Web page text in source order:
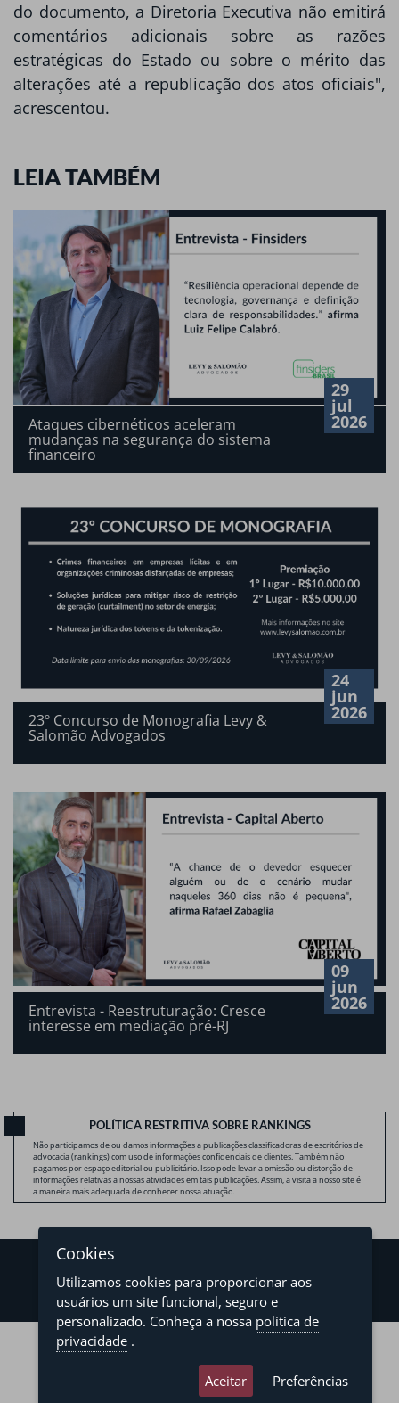
do documento, a Diretoria Executiva não emitirá
comentários adicionais sobre as razões
estratégicas do Estado ou sobre o mérito das
alterações até a republicação dos atos oficiais",
acrescentou.
LEIA TAMBÉM
29
jul
2026
Ataques cibernéticos aceleram
mudanças na segurança do sistema
financeiro
24
jun
2026
23º Concurso de Monografia Levy &
Salomão Advogados
09
jun
2026
Entrevista - Reestruturação: Cresce
interesse em mediação pré-RJ
POLÍTICA RESTRITIVA SOBRE RANKINGS
Não participamos de ou damos informações a publicações classificadoras de escritórios de
advocacia (rankings) com uso de informações confidenciais de clientes. Também não
pagamos por espaço editorial ou publicitário. Isso pode levar a omissão ou distorção de
informações relativas a nossas atividades em tais publicações. Assim, a visita a nosso site é
a maneira mais adequada de conhecer nossa atuação.
©2026 - Levy & Salomão Advogados - Todos os direitos reservados
Termos de Uso
Cookies
Utilizamos cookies para proporcionar aos
usuários um site funcional, seguro e
personalizado. Conheça a nossa política de
privacidade .
Aceitar Preferências